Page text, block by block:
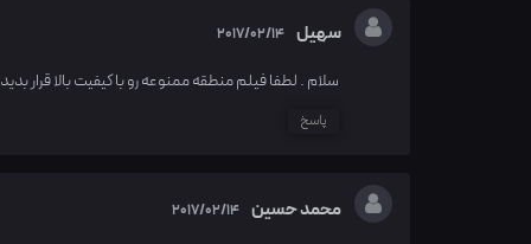
سهیل 2017/02/14
سلام . لطفا فیلم منطقه ممنوعه رو با کیفیت بالا قرار بدید
پاسخ
محمد حسین 2017/02/14